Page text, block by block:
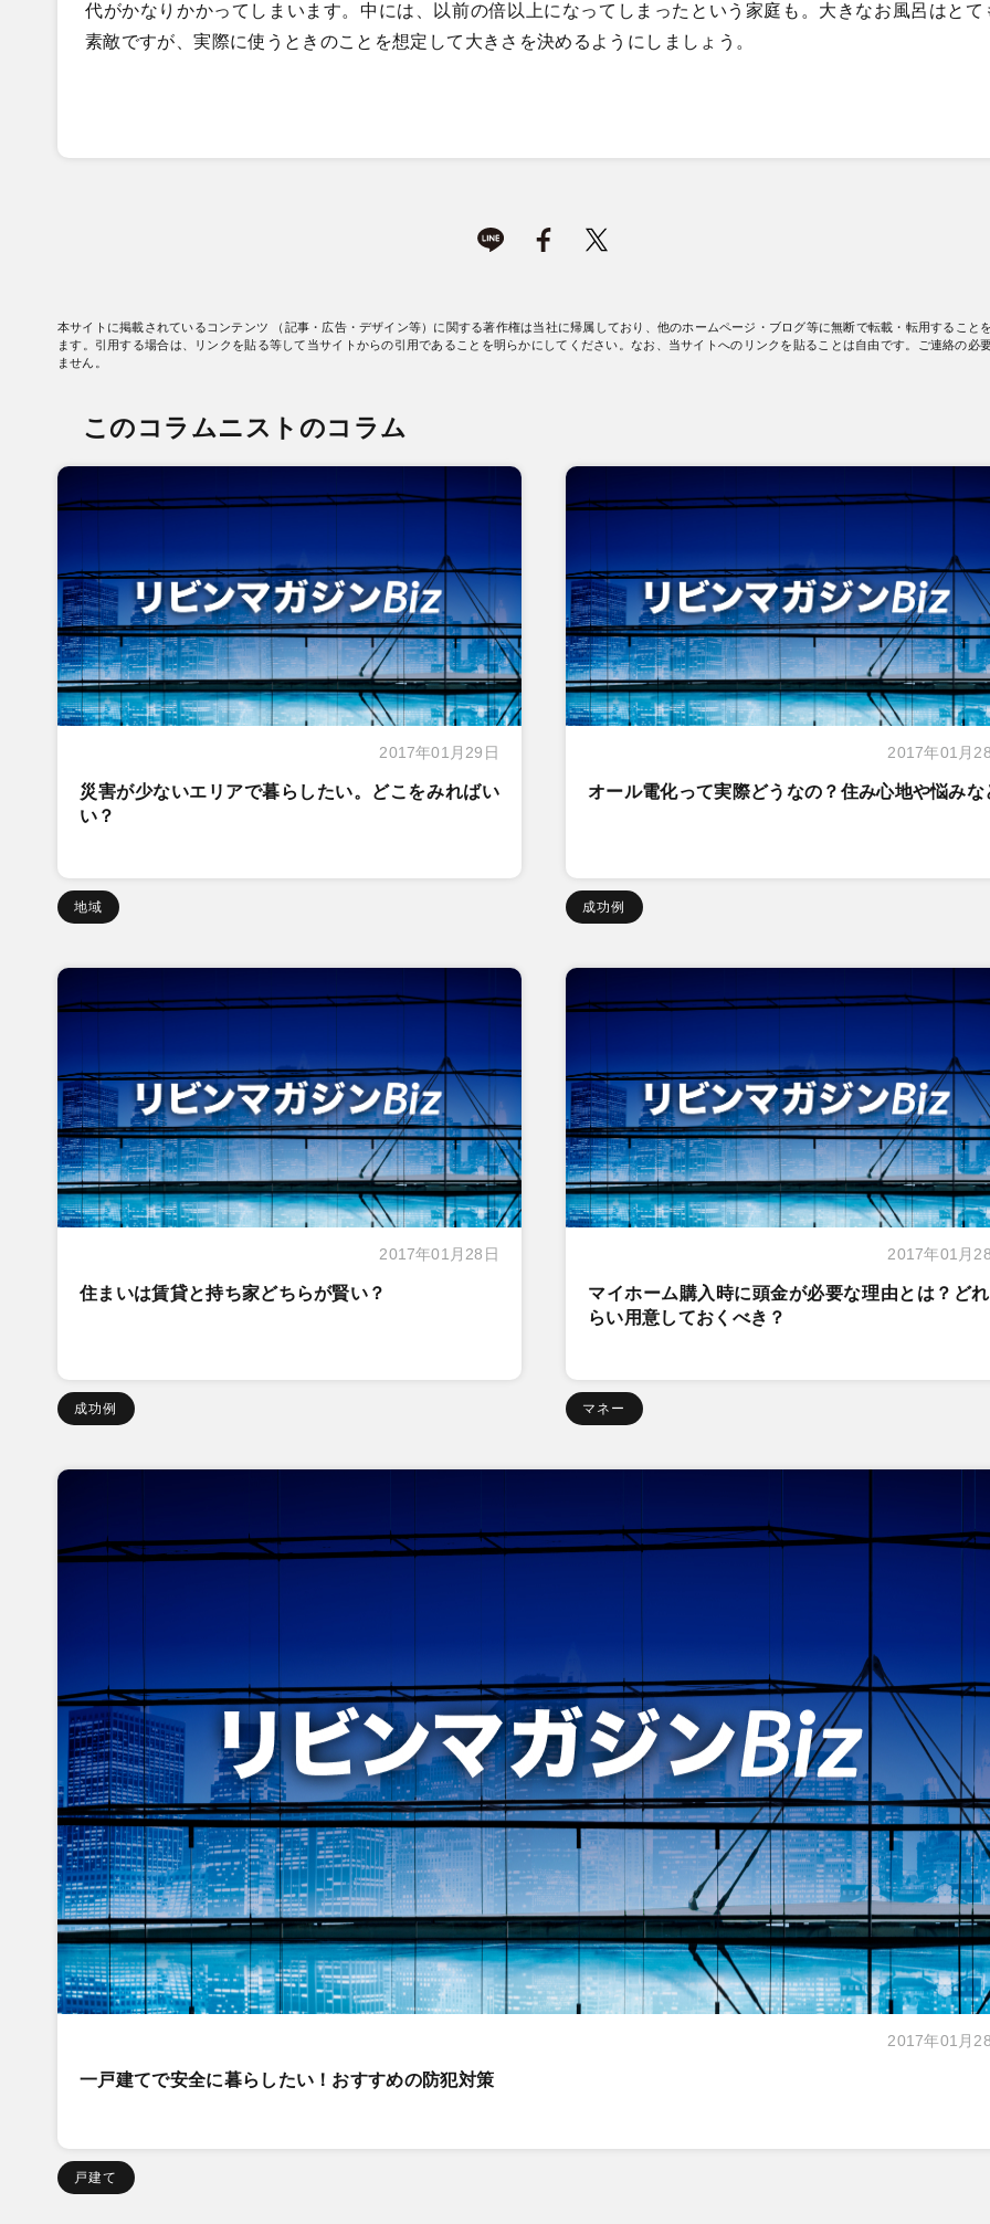
代がかなりかかってしまいます。中には、以前の倍以上になってしまったという家庭も。大きなお風呂はとて
素敵ですが、実際に使うときのことを想定して大きさを決めるようにしましょう。
本サイトに掲載されているコンテンツ （記事・広告・デザイン等）に関する著作権は当社に帰属しており、他のホームページ・ブログ等に無断で転載・転用すること
ます。引用する場合は、リンクを貼る等して当サイトからの引用であることを明らかにしてください。なお、当サイトへのリンクを貼ることは自由です。ご連絡の必
ません。
このコラムニストのコラム
2017年01月29日
災害が少ないエリアで暮らしたい。どこをみればい
い？
地域
2017年01月
オール電化って実際どうなの？住み心地や悩みな
成功例
2017年01月28日
住まいは賃貸と持ち家どちらが賢い？
成功例
2017年01月
マイホーム購入時に頭金が必要な理由とは？ど
らい用意しておくべき？
マネー
2017年01月
一戸建てで安全に暮らしたい！おすすめの防犯対策
戸建て